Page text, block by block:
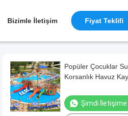
Bizimle İletişim Fiyat Teklifi
Popüler Çocuklar
Korsanlık Havuz
Şimdi İletişime